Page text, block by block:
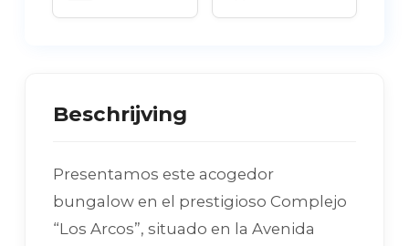
Beschrijving
Presentamos este acogedor
bungalow en el prestigioso Complejo
“Los Arcos”, situado en la Avenida